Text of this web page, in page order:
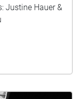
Justine Hauer &